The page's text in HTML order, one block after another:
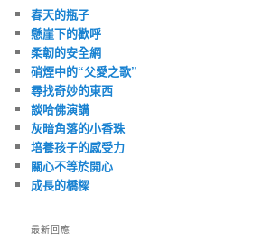
春天的瓶子
懸崖下的歡呼
柔韌的安全網
硝煙中的“父愛之歌”
尋找奇妙的東西
談哈佛演講
灰暗角落的小香珠
培養孩子的感受力
關心不等於開心
成長的橋樑
最新回應